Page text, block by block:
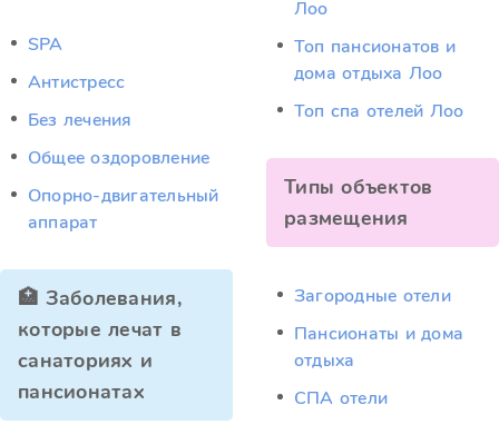
SPA
Антистресс
Без лечения
Общее оздоровление
Опорно-двигательный
аппарат
🏥 Заболевания,
которые лечат в
санаториях и
пансионатах
Лоо
Топ пансионатов и
дома отдыха Лоо
Топ спа отелей Лоо
Типы объектов
размещения
Загородные отели
Пансионаты и дома
отдыха
СПА отели